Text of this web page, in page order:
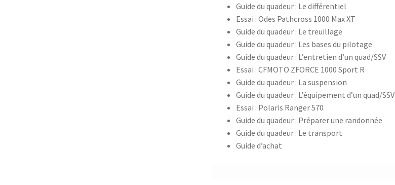
Guide du quadeur : Le différentiel
Essai : Odes Pathcross 1000 Max XT
Guide du quadeur : Le treuillage
Guide du quadeur : Les bases du pilotage
Guide du quadeur : L’entretien d’un quad/SSV
Essai : CFMOTO ZFORCE 1000 Sport R
Guide du quadeur : La suspension
Guide du quadeur : L’équipement d’un quad/SSV
Essai : Polaris Ranger 570
Guide du quadeur : Préparer une randonnée
Guide du quadeur : Le transport
Guide d’achat